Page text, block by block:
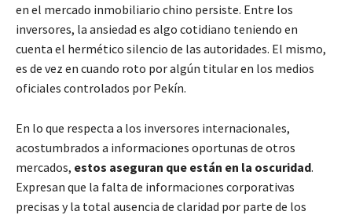
en el mercado inmobiliario chino persiste. Entre los
inversores, la ansiedad es algo cotidiano teniendo en
cuenta el hermético silencio de las autoridades. El mismo,
es de vez en cuando roto por algún titular en los medios
oficiales controlados por Pekín.
En lo que respecta a los inversores internacionales,
acostumbrados a informaciones oportunas de otros
mercados, estos aseguran que están en la oscuridad.
Expresan que la falta de informaciones corporativas
precisas y la total ausencia de claridad por parte de los